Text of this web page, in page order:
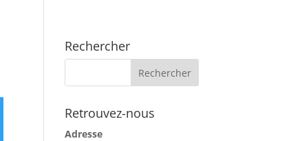
Rechercher
Retrouvez-nous
Adresse